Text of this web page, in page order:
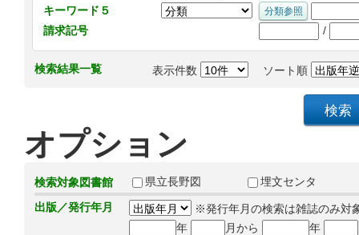
キーワード５
請求記号
/
検索結果一覧 表示件数 ソート順
オプション
検索対象図書館 県立長野図
埋文センタ
出版／発行年月
※発行年月の検索は雑誌のみ対
年
月から 年